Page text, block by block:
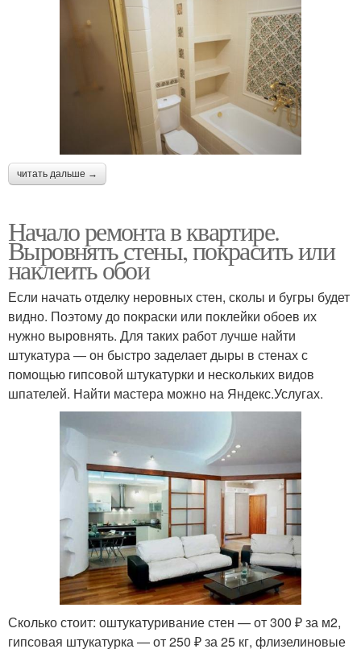
читать дальше →
Начало ремонта в квартире.
Выровнять стены, покрасить или
наклеить обои
Если начать отделку неровных стен, сколы и бугры будет
видно. Поэтому до покраски или поклейки обоев их
нужно выровнять. Для таких работ лучше найти
штукатура — он быстро заделает дыры в стенах с
помощью гипсовой штукатурки и нескольких видов
шпателей. Найти мастера можно на Яндекс.Услугах.
Сколько стоит: оштукатуривание стен — от 300 ₽ за м2,
гипсовая штукатурка — от 250 ₽ за 25 кг, флизелиновые